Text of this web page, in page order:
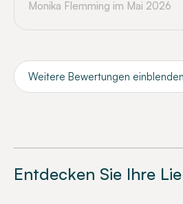
Monika Flemming im Mai 2026
Weitere Bewertungen einblenden
Entdecken Sie Ihre